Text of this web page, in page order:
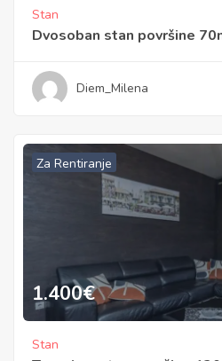
Stan
Dvosoban stan površine
Diem_Milena
Za Rentiranje
1.400€
Stan